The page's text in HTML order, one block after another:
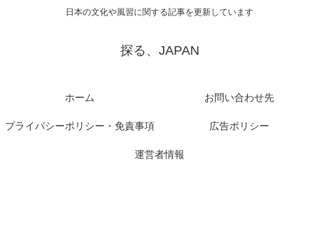
日本の文化や風習に関する記事を更新しています
探る、JAPAN
ホーム お問い合わせ先
プライバシーポリシー・免責事項 広告ポリシー
運営者情報